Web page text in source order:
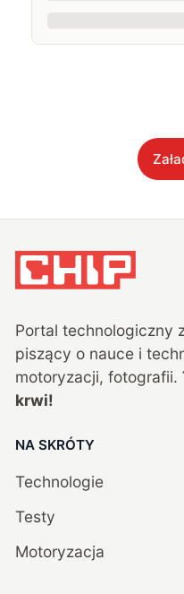
Portal technologiczny
piszący o nauce i
motoryzacji, fotografii.
krwi!
NA SKRÓTY
Technologie
Testy
Motoryzacja